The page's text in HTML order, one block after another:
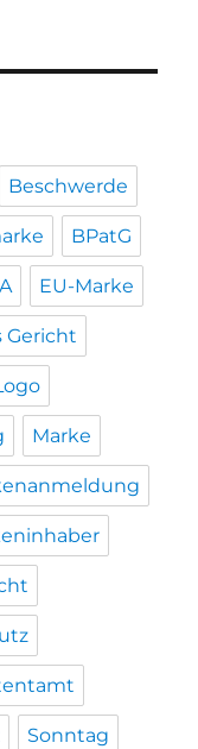
Beschwerde
BPatG
EU-Marke
Gericht
Marke
Sonntag